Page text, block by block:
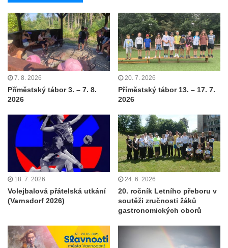
7. 8. 2026
Příměstský tábor 3. – 7. 8.
2026
20. 7. 2026
Příměstský tábor 13. – 17. 7.
2026
18. 7. 2026
Volejbalová přátelská utkání
(Varnsdorf 2026)
24. 6. 2026
20. ročník Letního přeboru v
soutěži zručnosti žáků
gastronomických oborů